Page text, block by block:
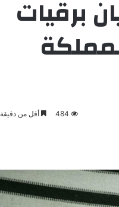
برقيات
484 أقل من دقيقة